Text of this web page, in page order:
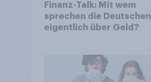
Finanz-Talk: Mit wem
sprechen die Deutschen
eigentlich über Geld?